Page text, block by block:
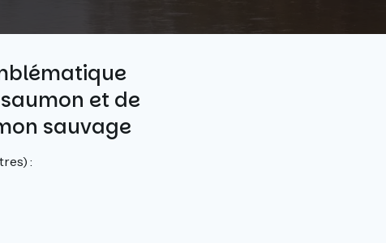
et de
sauvage
: